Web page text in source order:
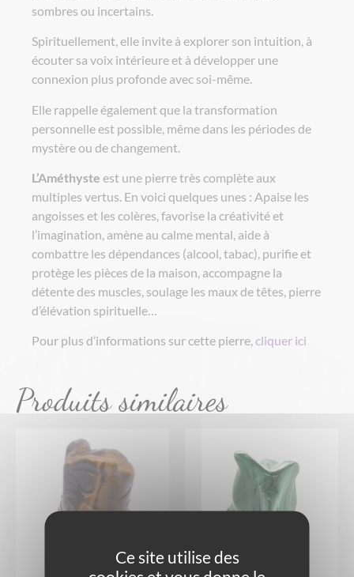
sombres ou incertains.
Spirituellement, elle invite à explorer son intuition, à
écouter sa voix intérieure et à développer une
connexion plus profonde avec soi-même.
Elle rappelle également que la transformation
personnelle est possible, même dans les périodes de
mystère ou de changement.
L’Améthyste est une pierre très complète aux
multiples vertus. En voici quelques unes : Apaise les
angoisses et les colères, favorise la créativité et
l’imagination, amène au calme mental, aide à
combattre les dépendances (alcool, tabac), purifie et
protège les pièces de la maison, accompagne la
détente des muscles, soulage les maux de têtes, pierre
d’élévation spirituelle…
Pour plus d’informations sur cette pierre,cliquer ici
Produits similaires
Ce site utilise des